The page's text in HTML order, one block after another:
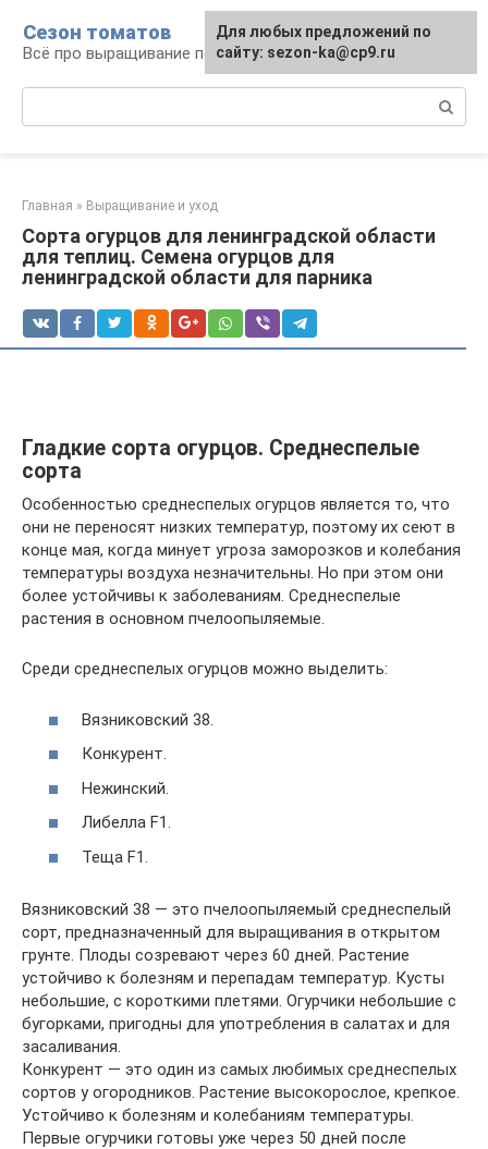
контенту
Сезон томатов
Всё про выращивание помидоров
Главная » Выращивание и уход
Сорта огурцов для ленинградской области
для теплиц. Семена огурцов для
ленинградской области для парника
Гладкие сорта огурцов. Среднеспелые
сорта
Особенностью среднеспелых огурцов является то, что
они не переносят низких температур, поэтому их сеют в
конце мая, когда минует угроза заморозков и колебания
температуры воздуха незначительны. Но при этом они
более устойчивы к заболеваниям. Среднеспелые
растения в основном пчелоопыляемые.
Среди среднеспелых огурцов можно выделить:
Вязниковский 38.
Конкурент.
Нежинский.
Либелла F1.
Теща F1.
Вязниковский 38 — это пчелоопыляемый среднеспелый
сорт, предназначенный для выращивания в открытом
грунте. Плоды созревают через 60 дней. Растение
устойчиво к болезням и перепадам температур. Кусты
небольшие, с короткими плетями. Огурчики небольшие с
бугорками, пригодны для употребления в салатах и для
засаливания.
Конкурент — это один из самых любимых среднеспелых
сортов у огородников. Растение высокорослое, крепкое.
Устойчиво к болезням и колебаниям температуры.
Первые огурчики готовы уже через 50 дней после
Для любых предложений по
сайту: sezon-ka@cp9.ru